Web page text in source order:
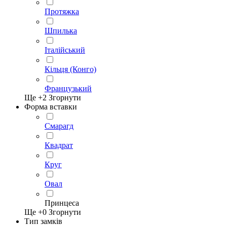
Протяжка
Шпилька
Італійський
Кільця (Конго)
Французький
Ще +2 Згорнути
Форма вставки
Смарагд
Квадрат
Круг
Овал
Принцеса
Ще +0 Згорнути
Тип замків